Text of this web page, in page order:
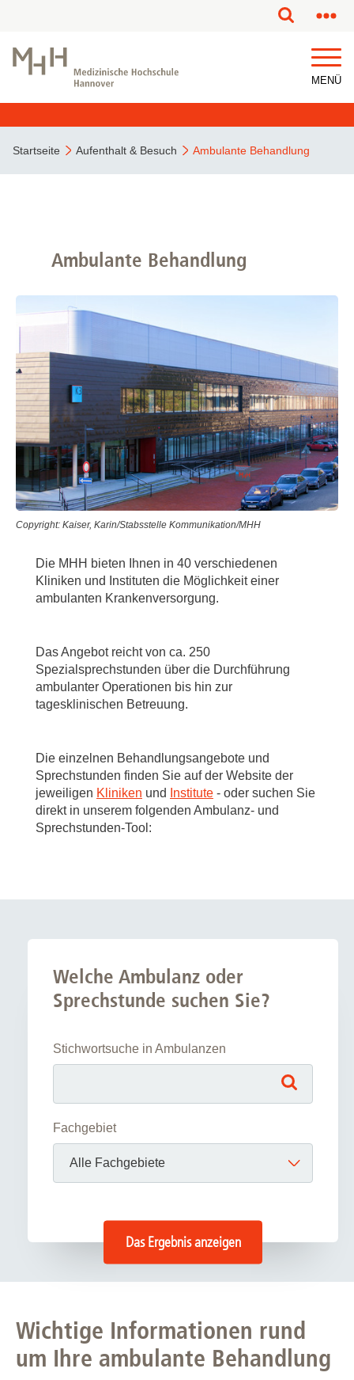
MENÜ
Startseite Aufenthalt & Besuch Ambulante Behandlung
Ambulante Behandlung
Copyright: Kaiser, Karin/Stabsstelle Kommunikation/MHH
Die MHH bieten Ihnen in 40 verschiedenen
Kliniken und Instituten die Möglichkeit einer
ambulanten Krankenversorgung.
Das Angebot reicht von ca. 250
Spezialsprechstunden über die Durchführung
ambulanter Operationen bis hin zur
tagesklinischen Betreuung.
Die einzelnen Behandlungsangebote und
Sprechstunden finden Sie auf der Website der
jeweiligen Kliniken und Institute - oder suchen Sie
direkt in unserem folgenden Ambulanz- und
Sprechstunden-Tool:
Welche Ambulanz oder
Sprechstunde suchen Sie?
Stichwortsuche in Ambulanzen
Fachgebiet
Das Ergebnis anzeigen
Wichtige Informationen rund
um Ihre ambulante Behandlung